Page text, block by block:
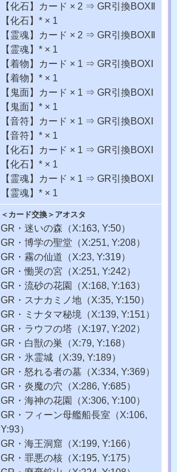
【化石】カード × 2 ⇒ GR引換BOXⅡ
【化石】* × 1
【霊魂】カード × 2 ⇒ GR引換BOXⅡ
【霊魂】* × 1
【着物】カード × 1 ⇒ GR引換BOXⅠ
【着物】* × 1
【鬼面】カード × 1 ⇒ GR引換BOXⅠ
【鬼面】* × 1
【音符】カード × 1 ⇒ GR引換BOXⅠ
【音符】* × 1
【化石】カード × 1 ⇒ GR引換BOXⅠ
【化石】* × 1
【霊魂】カード × 1 ⇒ GR引換BOXⅠ
【霊魂】* × 1
＜カード交換＞アオスタ
GR・迷いの森 （X:163, Y:50）
GR・博学の聖堂 （X:251, Y:208）
GR・霧の仙道 （X:23, Y:319）
GR・慟哭の宮 （X:251, Y:242）
GR・流砂の花園 （X:168, Y:163）
GR・スナカミノ地（X:35, Y:150）
GR・ミナタマ秘境 （X:139, Y:151）
GR・ラウフの塔（X:197, Y:202）
GR・白獣の巣 （X:79, Y:168）
GR・氷霊城（X:39, Y:189）
GR・怒れる者の墓 （X:334, Y:369）
GR・炎魔の穴 （X:286, Y:685）
GR・海神の花園 （X:306, Y:100）
GR・フィーン母艦船長室 （X:106,
Y:93）
GR・海王洞窟 （X:199, Y:166）
GR・罪悪の核（X:195, Y:175）